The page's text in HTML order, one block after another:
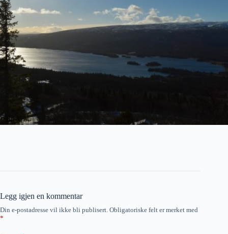
Legg igjen en kommentar
Din e-postadresse vil ikke bli publisert. Obligatoriske felt er merket med
*